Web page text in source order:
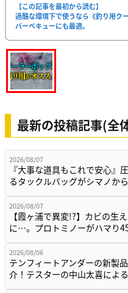
【この記事を最初から読む】
過酷な環境下で使うなら《釣り用ク
バーベキューにも最適。
最新の投稿記事(全
2026/08/07
『大事な道具もこれで安心』
るタックルバッグがシマノか
2026/08/07
【霞ヶ浦で異変!?】カビの生
に…。プロトミノーがハマり
2026/08/06
テンフィートアンダーの新製
介！テスターの中山太喜によ